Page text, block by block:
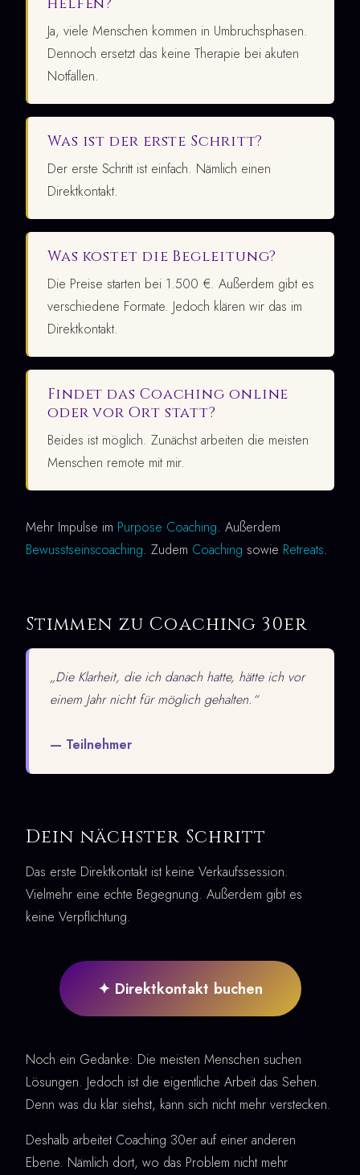
helfen?
Ja, viele Menschen kommen in Umbruchsphasen.
Dennoch ersetzt das keine Therapie bei akuten
Notfällen.
Was ist der erste Schritt?
Der erste Schritt ist einfach. Nämlich einen
Direktkontakt.
Was kostet die Begleitung?
Die Preise starten bei 1.500 €. Außerdem gibt es
verschiedene Formate. Jedoch klären wir das im
Direktkontakt.
Findet das Coaching online
oder vor Ort statt?
Beides ist möglich. Zunächst arbeiten die meisten
Menschen remote mit mir.
Mehr Impulse im Purpose Coaching. Außerdem
Bewusstseinscoaching. Zudem Coaching sowie Retreats.
Stimmen zu Coaching 30er
„Die Klarheit, die ich danach hatte, hätte ich vor
einem Jahr nicht für möglich gehalten.“
— Teilnehmer
Dein nächster Schritt
Das erste Direktkontakt ist keine Verkaufssession.
Vielmehr eine echte Begegnung. Außerdem gibt es
keine Verpflichtung.
✦ Direktkontakt buchen
Noch ein Gedanke: Die meisten Menschen suchen
Lösungen. Jedoch ist die eigentliche Arbeit das Sehen.
Denn was du klar siehst, kann sich nicht mehr verstecken.
Deshalb arbeitet Coaching 30er auf einer anderen
Ebene. Nämlich dort, wo das Problem nicht mehr